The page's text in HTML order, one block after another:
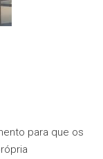
para que os